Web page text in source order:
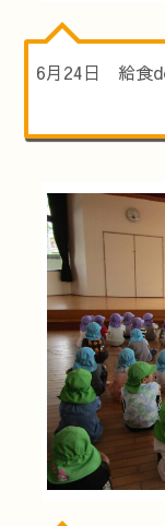
6月24日 給食